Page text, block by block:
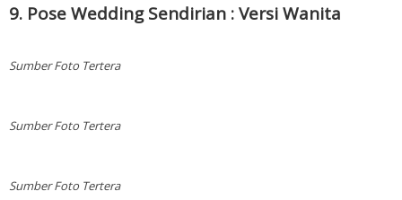
9. Pose Wedding Sendirian : Versi Wanita
Sumber Foto Tertera
Sumber Foto Tertera
Sumber Foto Tertera